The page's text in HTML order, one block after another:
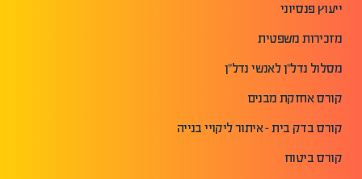
ייעוץ פנסיוני
מזכירות משפטית
מסלול נדל"ן לאנשי נדל"ן
קורס אחזקת מבנים
קורס בדק בית - איתור ליקויי בנייה
קורס ביטוח